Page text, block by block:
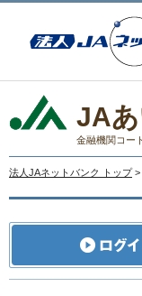
JAあ
金融機関コー
法人JAネットバンク トップ >